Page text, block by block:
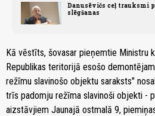
Danusēvičs ceļ trauksmi
slēgšanas
Kā vēstīts, šovasar pieņemtie Ministru
Republikas teritorijā esošo
režīmu slavinošo objektu saraksts"
trīs padomju režīma slavinoši objekti -
aizstāvjiem Jaunajā ostmalā 9,